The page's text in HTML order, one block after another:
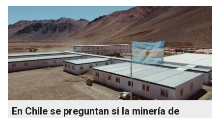
En Chile se preguntan si la minería de